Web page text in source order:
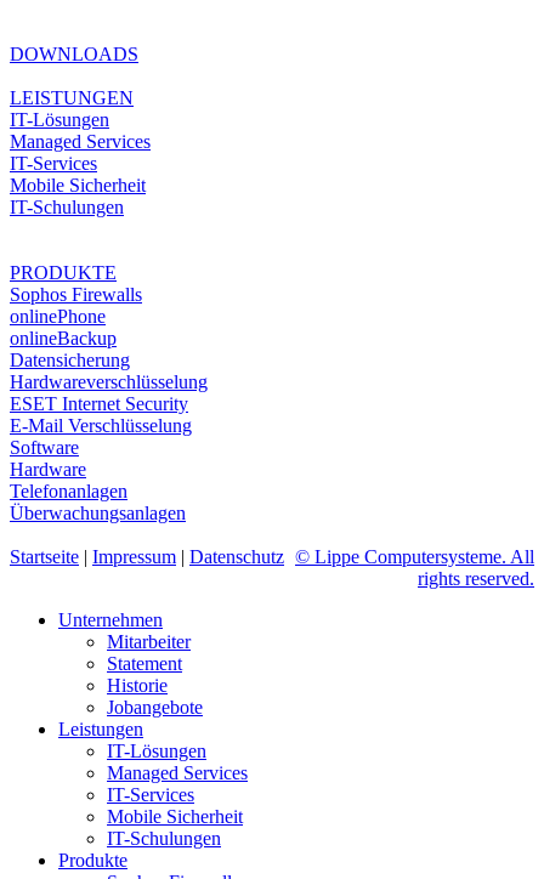
DOWNLOADS
LEISTUNGEN
IT-Lösungen
Managed Services
IT-Services
Mobile Sicherheit
IT-Schulungen
PRODUKTE
Sophos Firewalls
onlinePhone
onlineBackup
Datensicherung
Hardwareverschlüsselung
ESET Internet Security
E-Mail Verschlüsselung
Software
Hardware
Telefonanlagen
Überwachungsanlagen
Startseite | Impressum | Datenschutz © Lippe Computersysteme. All
rights reserved.
Unternehmen
Mitarbeiter
Statement
Historie
Jobangebote
Leistungen
IT-Lösungen
Managed Services
IT-Services
Mobile Sicherheit
IT-Schulungen
Produkte